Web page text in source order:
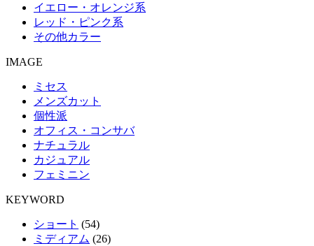
イエロー・オレンジ系
レッド・ピンク系
その他カラー
IMAGE
ミセス
メンズカット
個性派
オフィス・コンサバ
ナチュラル
カジュアル
フェミニン
KEYWORD
ショート (54)
ミディアム (26)